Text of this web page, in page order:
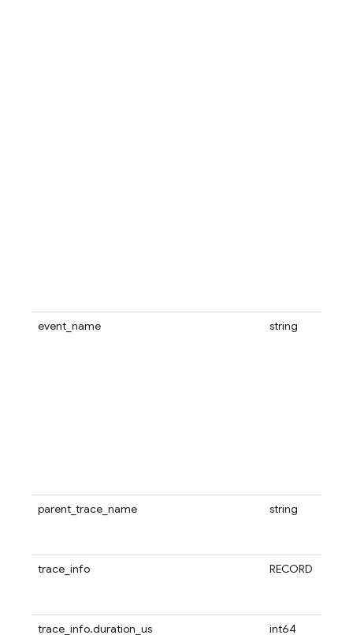
event_name string
parent_trace_name string
trace_info RECORD
trace_info.duration_us int64